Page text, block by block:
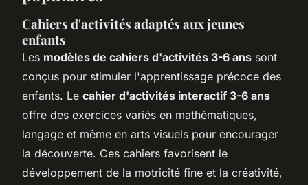
Cahiers d'activités adaptés aux jeunes
enfants
Les modèles de cahiers d'activités 3-6 ans sont
conçus pour stimuler l'apprentissage précoce des
enfants. Le cahier d'activités interactif 3-6 ans
offre des exercices variés en mathématiques,
langage et même en arts visuels pour encourager
la découverte. Ces cahiers favorisent le
développement de la motricité fine et la créativité,